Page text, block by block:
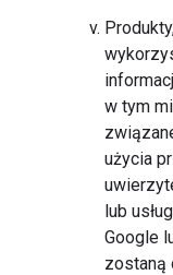
w tym
użycia
lub
Google
zostaną